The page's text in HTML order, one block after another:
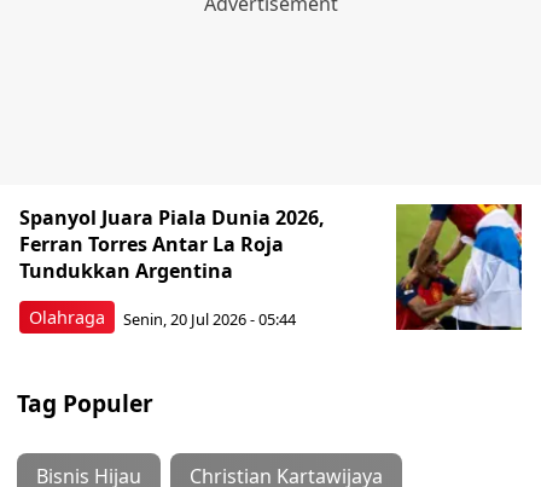
Olahraga
Spanyol Juara Piala Dunia 2026,
Ferran Torres Antar La Roja
Tundukkan Argentina
Senin, 20 Jul 2026 - 05:44
Tag Populer
Bisnis Hijau Christian Kartawijaya